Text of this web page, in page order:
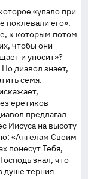
«упало при
поклевали его».
к которым потом
чтобы они
и уносит»?
диавол знает,
семя.
еретиков
предлагал
Иисуса на высоту
«Ангелам Своим
понесут Тебя,
знал, что
душе терния